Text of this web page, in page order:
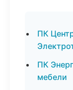
ПК
ПК
мебели